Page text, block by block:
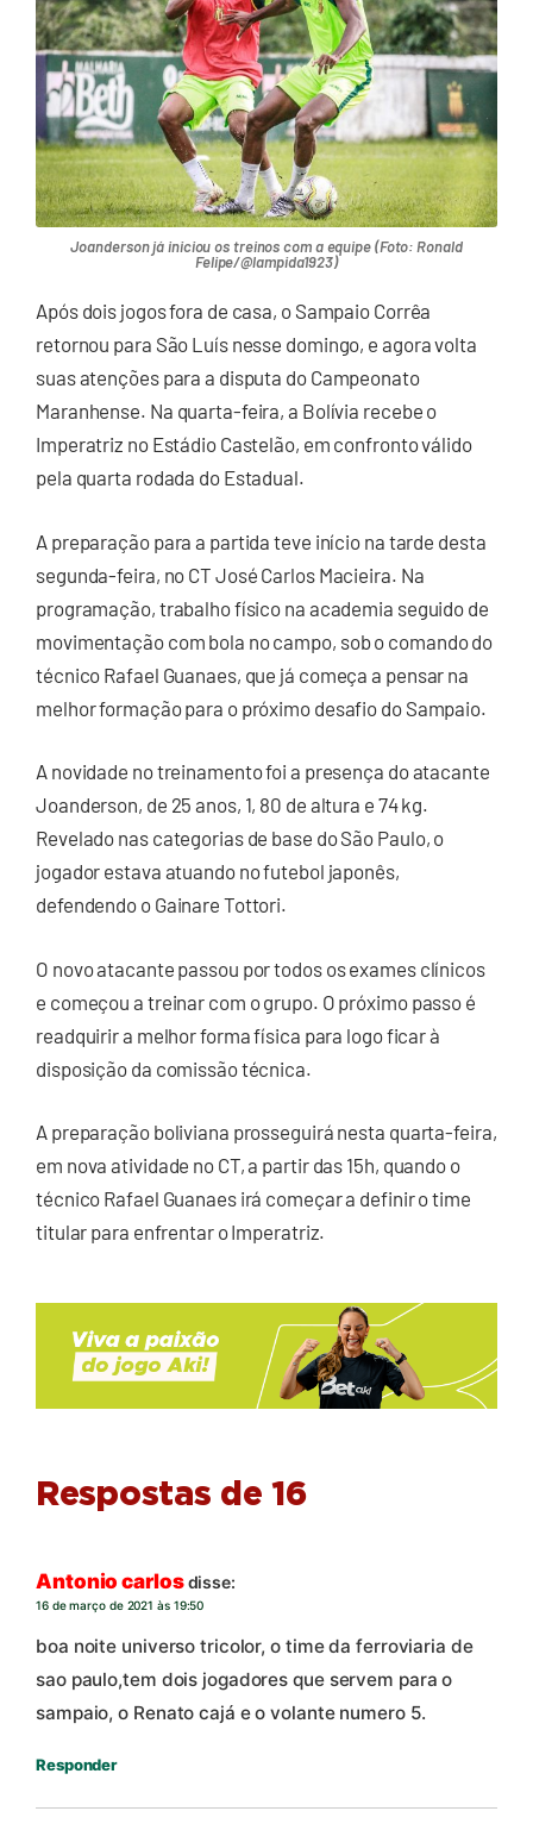
Joanderson já iniciou os treinos com a equipe (Foto: Ronald
Felipe/@lampida1923)
Após dois jogos fora de casa, o Sampaio Corrêa
retornou para São Luís nesse domingo, e agora volta
suas atenções para a disputa do Campeonato
Maranhense. Na quarta-feira, a Bolívia recebe o
Imperatriz no Estádio Castelão, em confronto válido
pela quarta rodada do Estadual.
A preparação para a partida teve início na tarde desta
segunda-feira, no CT José Carlos Macieira. Na
programação, trabalho físico na academia seguido de
movimentação com bola no campo, sob o comando do
técnico Rafael Guanaes, que já começa a pensar na
melhor formação para o próximo desafio do Sampaio.
A novidade no treinamento foi a presença do atacante
Joanderson, de 25 anos, 1, 80 de altura e 74 kg.
Revelado nas categorias de base do São Paulo, o
jogador estava atuando no futebol japonês,
defendendo o Gainare Tottori.
O novo atacante passou por todos os exames clínicos
e começou a treinar com o grupo. O próximo passo é
readquirir a melhor forma física para logo ficar à
disposição da comissão técnica.
A preparação boliviana prosseguirá nesta quarta-feira,
em nova atividade no CT, a partir das 15h, quando o
técnico Rafael Guanaes irá começar a definir o time
titular para enfrentar o Imperatriz.
Respostas de 16
Antonio carlosdisse:
16 de março de 2021 às 19:50
boa noite universo tricolor, o time da ferroviaria de
sao paulo,tem dois jogadores que servem para o
sampaio, o Renato cajá e o volante numero 5.
Responder